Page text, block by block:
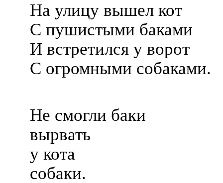
На улицу вышел кот
С пушистыми баками
И встретился у ворот
С огромными собаками.
Не смогли баки
вырвать
у кота
собаки.